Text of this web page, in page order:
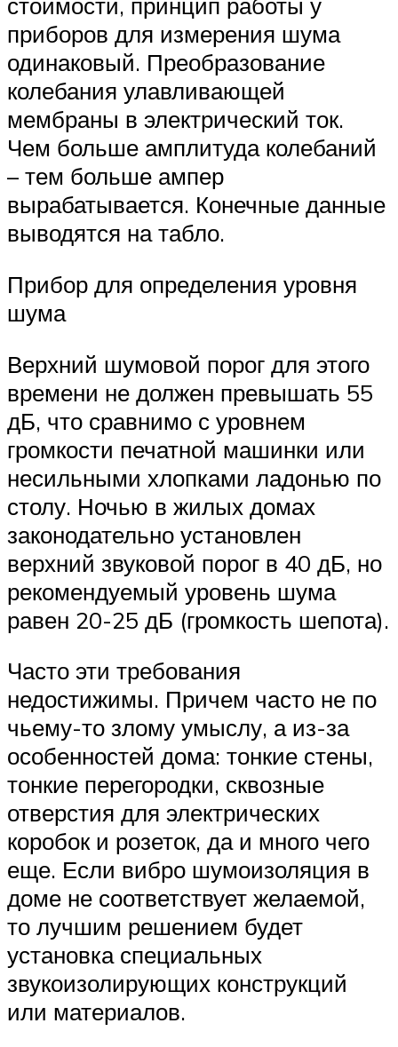
приборов для измерения шума
одинаковый. Преобразование
колебания улавливающей
мембраны в электрический ток.
Чем больше амплитуда колебаний
– тем больше ампер
вырабатывается. Конечные данные
выводятся на табло.
Прибор для определения уровня
шума
Верхний шумовой порог для этого
времени не должен превышать 55
дБ, что сравнимо с уровнем
громкости печатной машинки или
несильными хлопками ладонью по
столу. Ночью в жилых домах
законодательно установлен
верхний звуковой порог в 40 дБ, но
рекомендуемый уровень шума
равен 20-25 дБ (громкость шепота).
Часто эти требования
недостижимы. Причем часто не по
чьему-то злому умыслу, а из-за
особенностей дома: тонкие стены,
тонкие перегородки, сквозные
отверстия для электрических
коробок и розеток, да и много чего
еще. Если вибро шумоизоляция в
доме не соответствует желаемой,
то лучшим решением будет
установка специальных
звукоизолирующих конструкций
или материалов.